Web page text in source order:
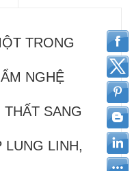
TRONG
NGHỆ
SANG
LUNG LINH,